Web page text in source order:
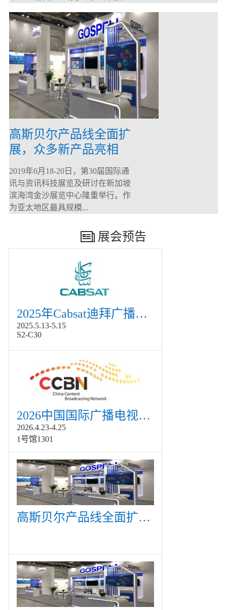
高斯贝尔产品线全面扩
展，众多新产品亮相
CommunicAsia 2019
2019年6月18-20日，第30届国际通
讯与资讯科技展览及研讨在新加坡
滨海湾金沙展览中心隆重举行。作
为亚太地区最具规模...
展会预告
2025年Cabsat迪拜广播电视展
2025.5.13-5.15
S2-C30
2026中国国际广播电视信息网络展览会展
2026.4.23-4.25
1号馆1301
高斯贝尔产品线全面扩展，众多新产品亮相CommunicAsia 2019